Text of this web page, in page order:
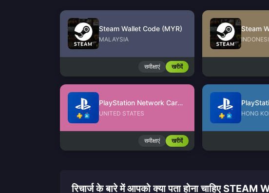
Steam Wallet Code (MYR)
MALAYSIA
समीक्षाएं खरीदें
Steam
PlayStation Network Card (US)
UNITED STATES
समीक्षाएं खरीदें
HONG
रिचार्ज के बारे में आपको क्या पता होना चाहिए